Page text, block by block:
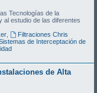
Tecnologías de la
al estudio de las diferentes
,
Filtraciones Chris
de Interceptación de
de Alta